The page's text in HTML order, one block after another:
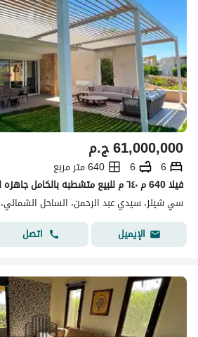
ج.م61,000,000
6
6
640 متر مربع
سي شيلز، سيدي عبد الرحمن، الساحل
الإيميل
اتصل